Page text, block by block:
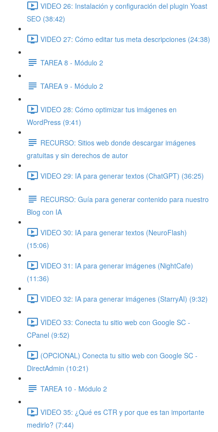
VIDEO 26: Instalación y configuración del plugin Yoast
SEO (38:42)
VIDEO 27: Cómo editar tus meta descripciones (24:38)
TAREA 8 - Módulo 2
TAREA 9 - Módulo 2
VIDEO 28: Cómo optimizar tus imágenes en
WordPress (9:41)
RECURSO: Sitios web donde descargar imágenes
gratuitas y sin derechos de autor
VIDEO 29: IA para generar textos (ChatGPT) (36:25)
RECURSO: Guía para generar contenido para nuestro
Blog con IA
VIDEO 30: IA para generar textos (NeuroFlash)
(15:06)
VIDEO 31: IA para generar imágenes (NightCafe)
(11:36)
VIDEO 32: IA para generar imágenes (StarryAI) (9:32)
VIDEO 33: Conecta tu sitio web con Google SC -
CPanel (9:52)
(OPCIONAL) Conecta tu sitio web con Google SC -
DirectAdmin (10:21)
TAREA 10 - Módulo 2
VIDEO 35: ¿Qué es CTR y por que es tan importante
medirlo? (7:44)